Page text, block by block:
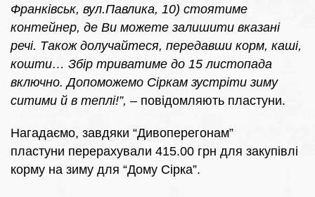
Франківськ, вул.Павлика, 10) стоятиме
контейнер, де Ви можете залишити вказані
речі. Також долучайтеся, передавши корм, каші,
кошти… Збір триватиме до 15 листопада
включно. Допоможемо Сіркам зустріти зиму
ситими й в теплі!”, – повідомляють пластуни.
Нагадаємо, завдяки “Дивоперегонам”
пластуни перерахували 415.00 грн для закупівлі
корму на зиму для “Дому Сірка”.